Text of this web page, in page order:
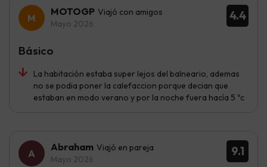
4.4
MOTOGP Viajó con amigos
Mayo 2026
La habitación estaba super lejos del balneario, ademas
no se podia poner la calefaccion porque decian que
estaban en modo verano y por la noche fuera hacía 5 ºc
Básico
9.1
Abraham Viajó en pareja
Mayo 2026